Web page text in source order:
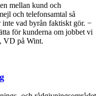
mellan kund och
och telefonsamtal så
vad byrån faktiskt gör. −
för kunderna om jobbet vi
VD på Wint.